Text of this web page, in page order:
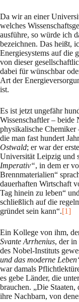
Da wir an einer
welches
ausführe, so würde ich
bezeichnen. Das heißt,
Energiesystems auf die
von dieser
dabei für wünschbar
Art der
ist.
Es ist jetzt ungefähr
Wissenschaftler – beide
physikalische Chemiker
die man fast hundert
Ostwald; er war der
Universität Leipzig und
Imperativ“, in dem er
Brennmateria­lien“
dauerhaften Wirt­schaft
Tag hinein zu leben“
schließlich auf die
grün­det sein kann“.[1]
Ein Kollege von ihm,
Svante Arrhenius, der in
des Nobel-Instituts
und das moderne
war damals
es gebe Länder, die
brauchen. „Die
ihre Nachbarn, von